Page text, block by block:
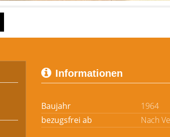
Informationen
Baujahr 1964
bezugsfrei ab
Nach